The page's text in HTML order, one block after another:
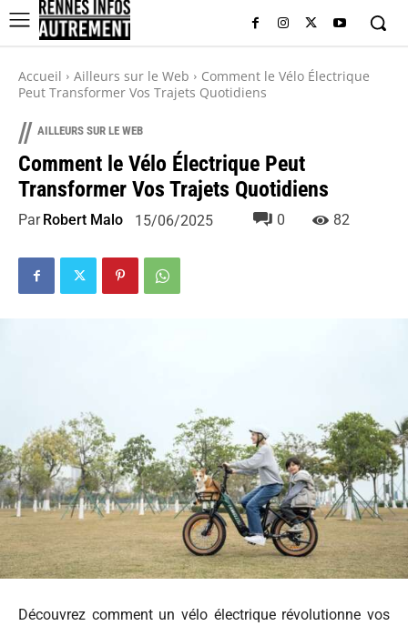
Accueil Ailleurs sur le Web
Comment le Vélo Électrique
Peut Transformer Vos Trajets Quotidiens
// AILLEURS SUR LE WEB
Comment le Vélo Électrique Peut
Transformer Vos Trajets Quotidiens
Par Robert Malo 15/06/2025 0 82
Découvrez comment un vélo électrique révolutionne vos